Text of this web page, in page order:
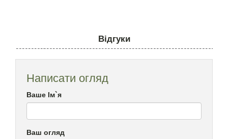
Відгуки
Написати огляд
Ваше Ім`я
Ваш огляд